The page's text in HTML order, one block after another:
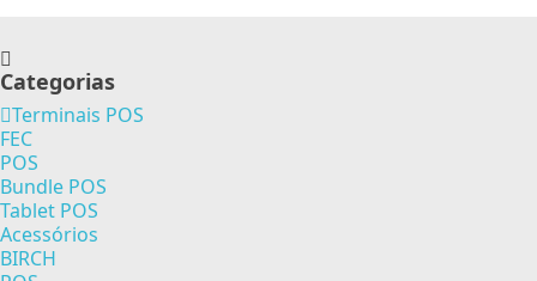
Categorias
Terminais POS
FEC
POS
Bundle POS
Tablet POS
Acessórios
BIRCH